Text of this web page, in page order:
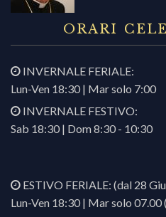
ORARI
INVERNALE FERIALE:
Lun-Ven 18:30 | Mar solo 7:00
INVERNALE FESTIVO:
Sab 18:30 | Dom 8:30 - 10:30
ESTIVO FERIALE: (dal 28
Lun-Ven 18:30 | Mar solo